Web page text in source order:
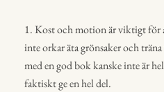
1. Kost och motion är viktigt för
inte orkar äta grönsaker och
med en god bok kanske inte är
faktiskt ge en hel del.